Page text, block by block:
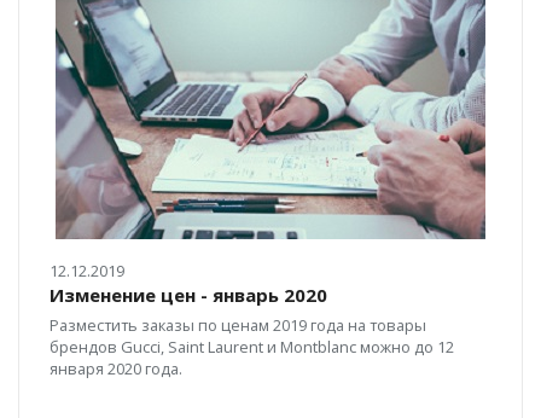
12.12.2019
Изменение цен - январь 2020
Разместить заказы по ценам 2019 года на товары
брендов Gucci, Saint Laurent и Montblanc можно до 12
января 2020 года.